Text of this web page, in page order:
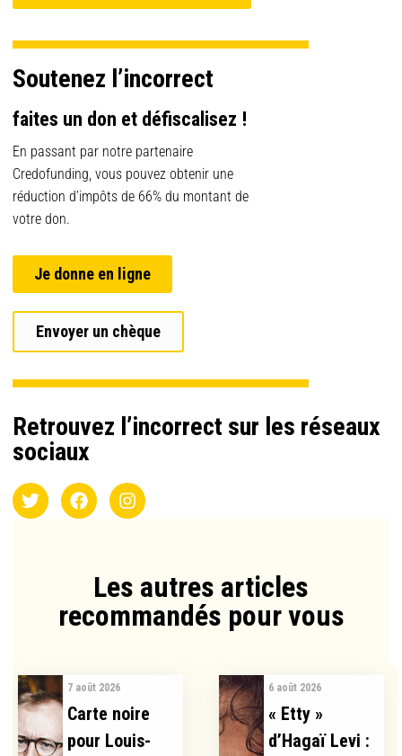
Soutenez l’incorrect
faites un don et défiscalisez !
En passant par notre partenaire
Credofunding, vous pouvez obtenir une
réduction d’impôts de 66% du montant de
votre don.
Je donne en ligne
Envoyer un chèque
Retrouvez l’incorrect sur les réseaux
sociaux
Les autres articles
recommandés pour vous​
7 août 2026
Carte noire
pour Louis-
6 août 2026
« Etty »
d’Hagaï Levi :